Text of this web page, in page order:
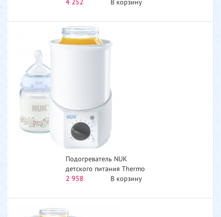
SCF355/00...
4 252 В корзину
Подогреватель NUK
детского питания Thermo
Constant
2 958 В корзину